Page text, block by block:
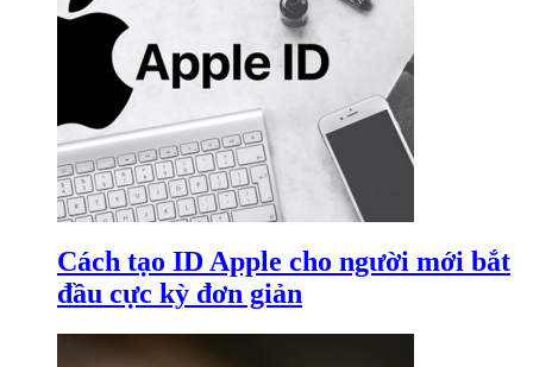
Cách tạo ID Apple cho người mới bắt
đầu cực kỳ đơn giản